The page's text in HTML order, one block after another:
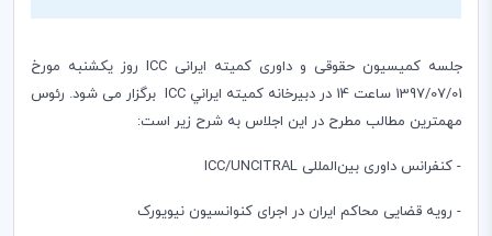
جلسه کمیسیون حقوقی و داوری کمیته ایرانی ICCروز یکشنبه مورخ
1397/07/01 ساعت 14 در دبیرخانه كميته ايراني
ICCبرگزار می شود. رئوس
مهمترین مطالب مطرح در این اجلاس به شرح زیر است:
- کنفرانس داوری بین‌المللی ICC/UNCITRAL
- رویه‌ قضایی محاکم ایران در اجرای کنوانسیون نیویورک